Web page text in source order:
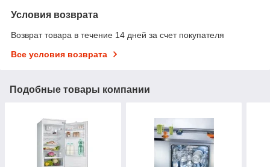
Условия возврата
Возврат товара в течение 14 дней за счет покупателя
Все условия возврата
Подобные товары компании